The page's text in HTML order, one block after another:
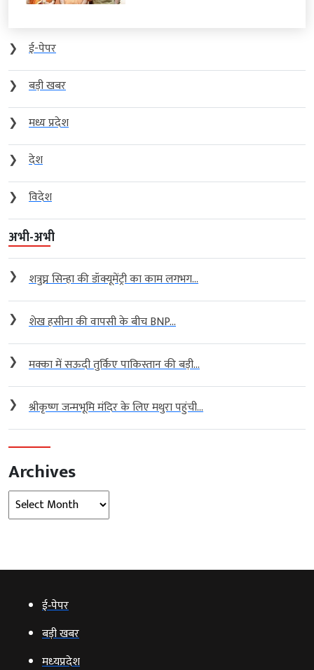
❯
ई-पेपर
❯
बड़ी खबर
❯
मध्य प्रदेश
❯
देश
❯
विदेश
अभी-अभी
❯ शत्रुघ्न सिन्हा की डॉक्यूमेंट्री का काम लगभग...
❯ शेख हसीना की वापसी के बीच BNP...
❯ मक्का में सऊदी तुर्किए पाकिस्तान की बड़ी...
❯ श्रीकृष्ण जन्मभूमि मंदिर के लिए मथुरा पहुंची...
Archives
Archives
ई‑पेपर
बड़ी खबर
मध्‍यप्रदेश